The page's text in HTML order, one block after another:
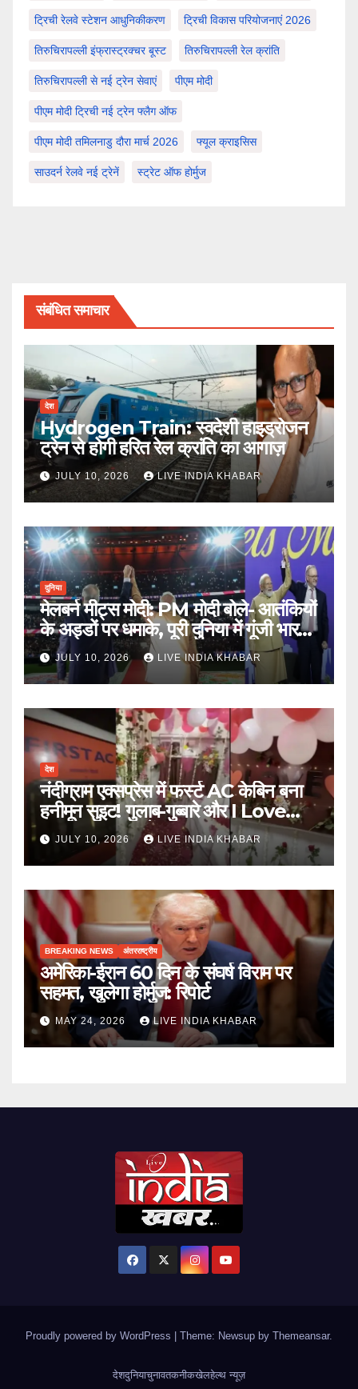
ट्रिची रेलवे स्टेशन आधुनिकीकरण ट्रिची विकास परियोजनाएं 2026
तिरुचिरापल्ली इंफ्रास्ट्रक्चर बूस्ट तिरुचिरापल्ली रेल क्रांति
तिरुचिरापल्ली से नई ट्रेन सेवाएं पीएम मोदी
पीएम मोदी ट्रिची नई ट्रेन फ्लैग ऑफ
पीएम मोदी तमिलनाडु दौरा मार्च 2026 फ्यूल क्राइसिस
साउदर्न रेलवे नई ट्रेनें स्ट्रेट ऑफ होर्मुज
संबंधित समाचार
देश
Hydrogen Train: स्वदेशी हाइड्रोजन
ट्रेन से होगी हरित रेल क्रांति का आगाज़
JULY 10, 2026 LIVE INDIA KHABAR
दुनिया
मेलबर्न मीट्स मोदी: PM मोदी बोले- आतंकियों
के अड्डों पर धमाके, पूरी दुनिया में गूंजी भारत
की ताकत
JULY 10, 2026 LIVE INDIA KHABAR
देश
नंदीग्राम एक्सप्रेस में फर्स्ट AC केबिन बना
हनीमून सुइट! गुलाब-गुब्बारे और I Love
You, TTE सस्पेंड
JULY 10, 2026 LIVE INDIA KHABAR
BREAKING NEWS अंतरराष्ट्रीय
अमेरिका-ईरान 60 दिन के संघर्ष विराम पर
सहमत, खुलेगा होर्मुज: रिपोर्ट
MAY 24, 2026 LIVE INDIA KHABAR
Proudly powered by WordPress Theme: Newsup by Themeansar.
देशदुनियाचुनावतकनीकखेलहेल्थ न्यूज़